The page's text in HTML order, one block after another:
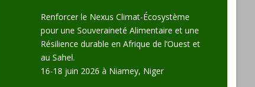
Renforcer le Nexus Climat-Écosystème
pour une Souveraineté Alimentaire et une
Résilience durable en Afrique de l’Ouest et
au Sahel.
16-18 juin 2026 à Niamey, Niger